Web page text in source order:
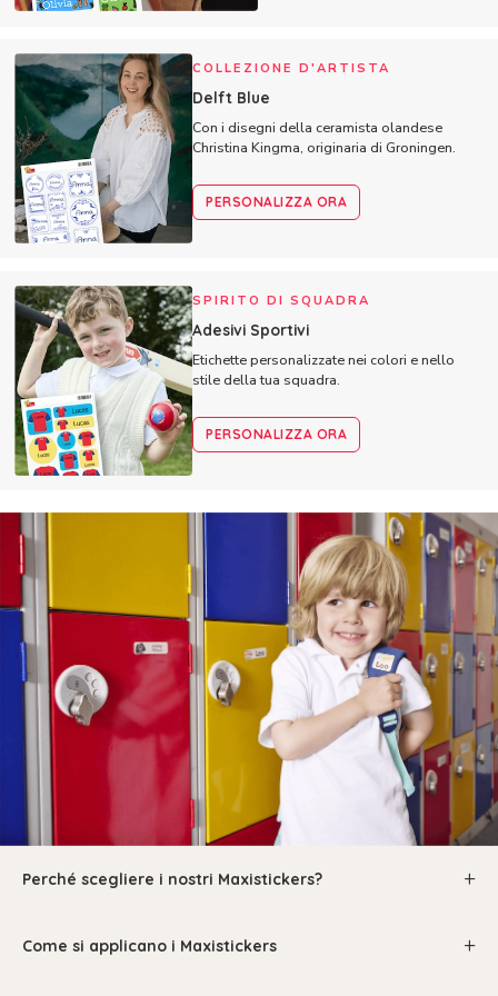
COLLEZIONE D'ARTISTA
Delft Blue
Con i disegni della ceramista olandese
Christina Kingma, originaria di Groningen.
PERSONALIZZA ORA
SPIRITO DI SQUADRA
Adesivi Sportivi
Etichette personalizzate nei colori e nello
stile della tua squadra.
PERSONALIZZA ORA
Perché scegliere i nostri Maxistickers?
I Maxistickers sono un pratico set di etichette nominative
Come si applicano i Maxistickers